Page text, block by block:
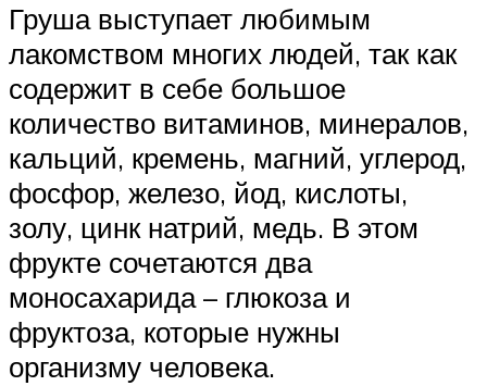
Груша выступает любимым
лакомством многих людей, так как
содержит в себе большое
количество витаминов, минералов,
кальций, кремень, магний, углерод,
фосфор, железо, йод, кислоты,
золу, цинк натрий, медь. В этом
фрукте сочетаются два
моносахарида – глюкоза и
фруктоза, которые нужны
организму человека.